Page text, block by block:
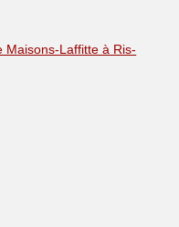
Maisons-Laffitte à Ris-